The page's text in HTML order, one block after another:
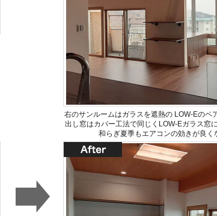
右のサンルームはガラスを遮熱の LOW-Eのペ
出し窓はカバー工法で同じくLOW-Eガラス窓
和らぎ夏季もエアコンの効きが良く